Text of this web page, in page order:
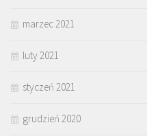
marzec 2021
luty 2021
styczeń 2021
grudzień 2020